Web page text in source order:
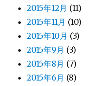
2015年12月 (11)
2015年11月 (10)
2015年10月 (3)
2015年9月 (3)
2015年8月 (7)
2015年6月 (8)